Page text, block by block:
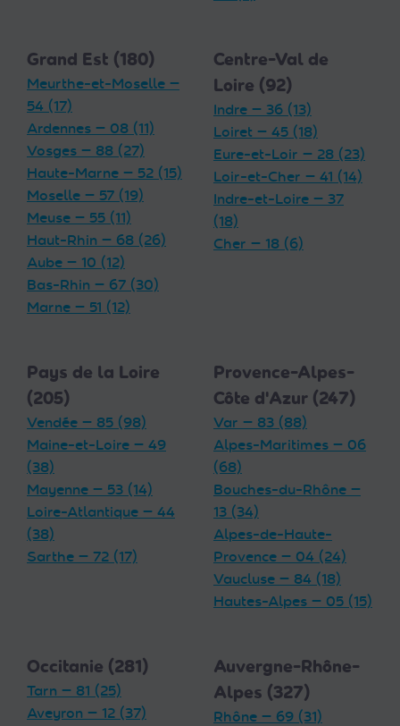
Grand Est (180)
Meurthe-et-Moselle —
54 (17)
Ardennes — 08 (11)
Vosges — 88 (27)
Haute-Marne — 52 (15)
Moselle — 57 (19)
Meuse — 55 (11)
Haut-Rhin — 68 (26)
Aube — 10 (12)
Bas-Rhin — 67 (30)
Marne — 51 (12)
Centre-Val de
Loire (92)
Indre — 36 (13)
Loiret — 45 (18)
Eure-et-Loir — 28 (23)
Loir-et-Cher — 41 (14)
Indre-et-Loire — 37
(18)
Cher — 18 (6)
Pays de la Loire
(205)
Vendée — 85 (98)
Maine-et-Loire — 49
(38)
Mayenne — 53 (14)
Loire-Atlantique — 44
(38)
Sarthe — 72 (17)
Provence-Alpes-
Côte d'Azur (247)
Var — 83 (88)
Alpes-Maritimes — 06
(68)
Bouches-du-Rhône —
13 (34)
Alpes-de-Haute-
Provence — 04 (24)
Vaucluse — 84 (18)
Hautes-Alpes — 05 (15)
Occitanie (281)
Tarn — 81 (25)
Aveyron — 12 (37)
Auvergne-Rhône-
Alpes (327)
Rhône — 69 (31)